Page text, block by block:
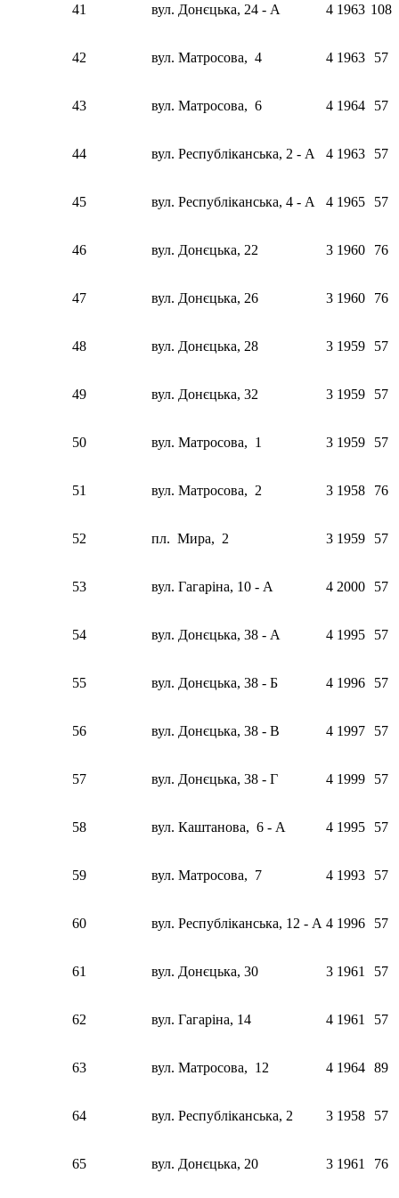
41 вул. Донєцька, 24 - A 4 1963 108
42 вул. Матросова, 4 4 1963 57
43 вул. Матросова, 6 4 1964 57
44 вул. Республіканська, 2 - A 4 1963 57
45 вул. Республіканська, 4 - A 4 1965 57
46 вул. Донєцька, 22 3 1960 76
47 вул. Донєцька, 26 3 1960 76
48 вул. Донєцька, 28 3 1959 57
49 вул. Донєцька, 32 3 1959 57
50 вул. Матросова, 1 3 1959 57
51 вул. Матросова, 2 3 1958 76
52 пл. Мира, 2 3 1959 57
53 вул. Гагаріна, 10 - А 4 2000 57
54 вул. Донєцька, 38 - А 4 1995 57
55 вул. Донєцька, 38 - Б 4 1996 57
56 вул. Донєцька, 38 - В 4 1997 57
57 вул. Донєцька, 38 - Г 4 1999 57
58 вул. Каштанова, 6 - А 4 1995 57
59 вул. Матросова, 7 4 1993 57
60 вул. Республіканська, 12 - А 4 1996 57
61 вул. Донєцька, 30 3 1961 57
62 вул. Гагаріна, 14 4 1961 57
63 вул. Матросова, 12 4 1964 89
64 вул. Республіканська, 2 3 1958 57
65 вул. Донєцька, 20 3 1961 76